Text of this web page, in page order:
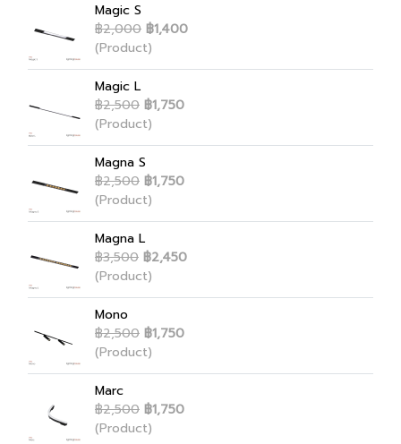
Magic S
฿2,000 ฿1,400
(Product)
Magic L
฿2,500 ฿1,750
(Product)
Magna S
฿2,500 ฿1,750
(Product)
Magna L
฿3,500 ฿2,450
(Product)
Mono
฿2,500 ฿1,750
(Product)
Marc
฿2,500 ฿1,750
(Product)